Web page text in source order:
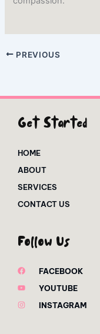
PREVIOUS
Get Started
HOME
ABOUT
SERVICES
CONTACT US
Follow Us
FACEBOOK
YOUTUBE
INSTAGRAM